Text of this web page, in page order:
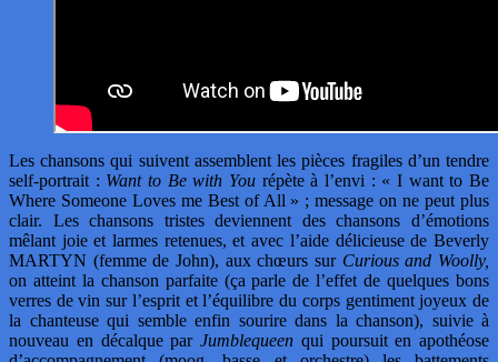
Les chansons qui suivent assemblent les pièces fragiles d’un tendre
self-portrait : Want to Be with You répète à l’envi : « I want to Be
Where Someone Loves me Best of All » ; message on ne peut plus
clair. Les chansons tristes deviennent des chansons d’émotions
mêlant joie et larmes retenues, et avec l’aide délicieuse de Beverly
MARTYN (femme de John), aux chœurs sur Curious and Woolly,
on atteint la chanson parfaite (ça parle de l’effet de quelques bons
verres de vin sur l’esprit et l’équilibre du corps gentiment joyeux de
la chanteuse qui semble enfin sourire dans la chanson), suivie à
nouveau en décalque par Jumblequeen qui poursuit en apothéose